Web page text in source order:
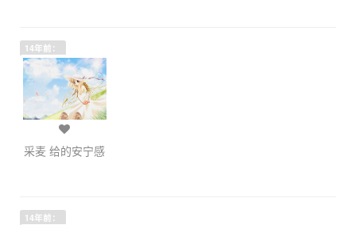
14年前：
采麦 给的安宁感
14年前：